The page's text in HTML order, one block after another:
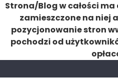
Strona/Blog w całości
zamieszczone na niej
pozycjonowanie stron
pochodzi od
to